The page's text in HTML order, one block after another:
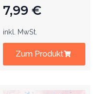
7,99 €
inkl. MwSt.
Zum Produkt